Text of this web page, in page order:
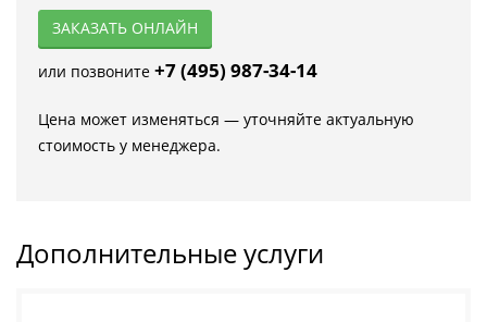
ЗАКАЗАТЬ ОНЛАЙН
или позвоните +7 (495) 987-34-14
Цена может изменяться — уточняйте актуальную
стоимость у менеджера.
Дополнительные услуги